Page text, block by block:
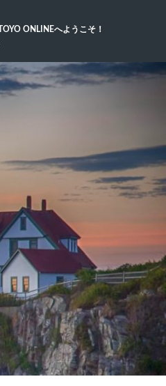
ONLINEへようこそ！